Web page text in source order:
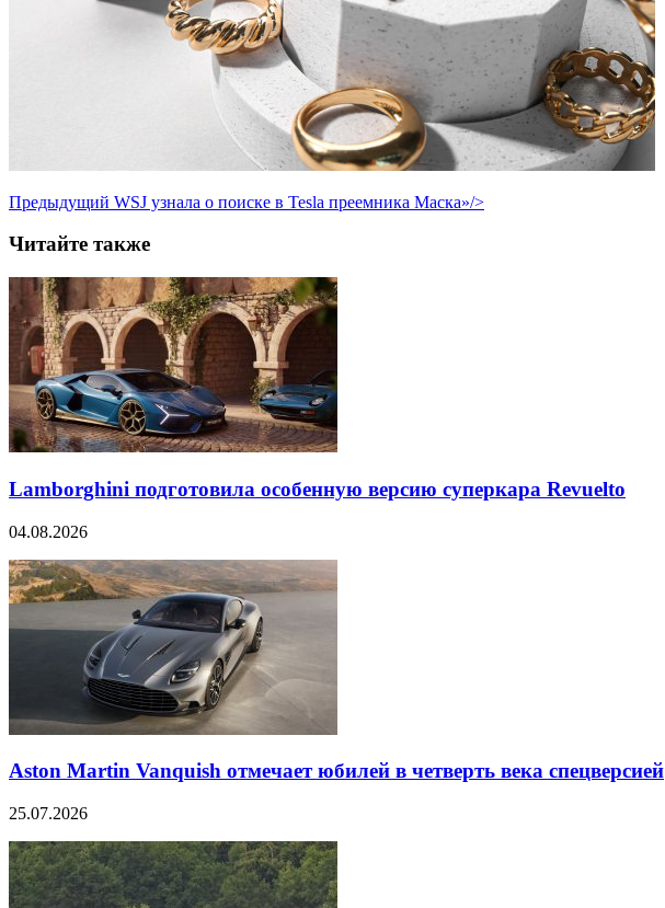
Предыдущий WSJ узнала о поиске в Tesla преемника Маска»/>
Читайте также
Lamborghini подготовила особенную версию суперкара Revuelto
04.08.2026
Aston Martin Vanquish отмечает юбилей в четверть века спецверсией
25.07.2026